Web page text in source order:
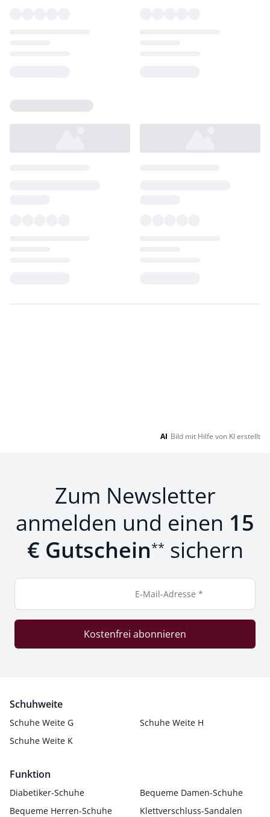
AI Bild mit Hilfe von KI erstellt
Zum Newsletter
anmelden und einen 15
€ Gutschein** sichern
E-Mail-Adresse *
Kostenfrei abonnieren
Schuhweite
Schuhe Weite G
Schuhe Weite H
Schuhe Weite K
Funktion
Diabetiker-Schuhe
Bequeme Damen-Schuhe
Bequeme Herren-Schuhe
Klettverschluss-Sandalen